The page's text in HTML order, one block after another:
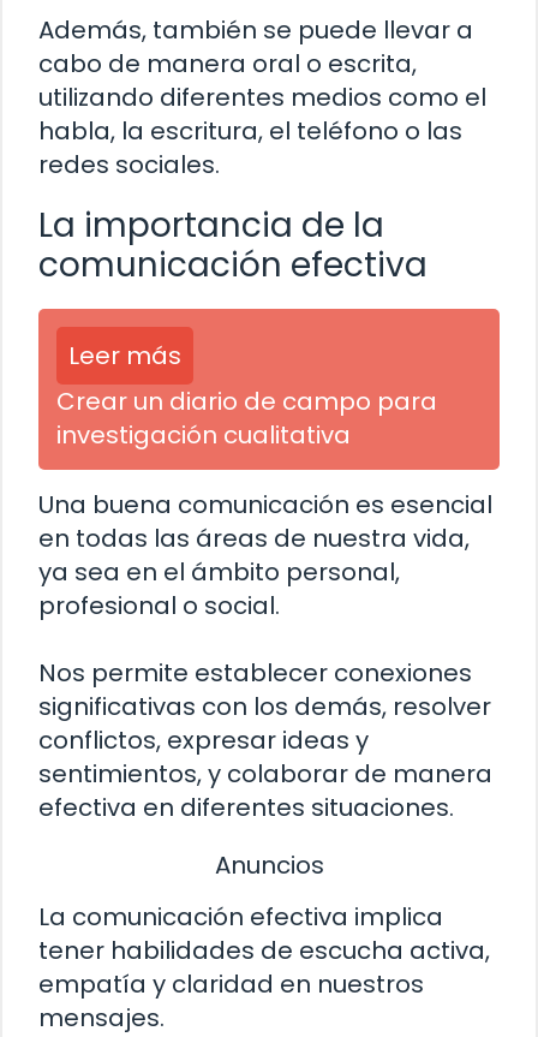
Además, también se puede llevar a
cabo de manera oral o escrita,
utilizando diferentes medios como el
habla, la escritura, el teléfono o las
redes sociales.
La importancia de la
comunicación efectiva
Leer más
Crear un diario de campo para
investigación cualitativa
Una buena comunicación es esencial
en todas las áreas de nuestra vida,
ya sea en el ámbito personal,
profesional o social.
Nos permite establecer conexiones
significativas con los demás, resolver
conflictos, expresar ideas y
sentimientos, y colaborar de manera
efectiva en diferentes situaciones.
Anuncios
La comunicación efectiva implica
tener habilidades de escucha activa,
empatía y claridad en nuestros
mensajes.